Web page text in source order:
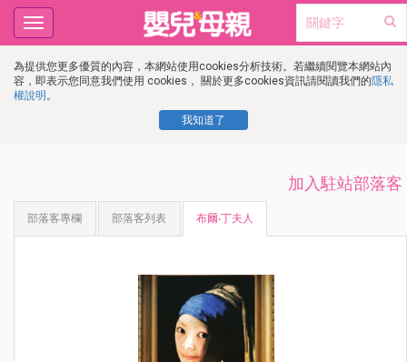
為提供您更多優質的內容，本網站使用cookies分析技術。若繼續閱覽本網站內
容，即表示您同意我們使用 cookies， 關於更多cookies資訊請閱讀我們的隱私
權說明 。
我知道了
Toggle
navigation
加入駐站部落客
部落客專欄 部落客列表 布爾‧丁夫人